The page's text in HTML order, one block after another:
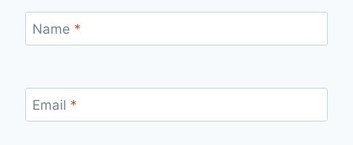
Name *
Email *